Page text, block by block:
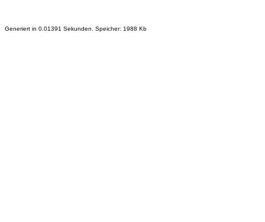
Generiert in 0.01391 Sekunden. Speicher: 1988 Kb